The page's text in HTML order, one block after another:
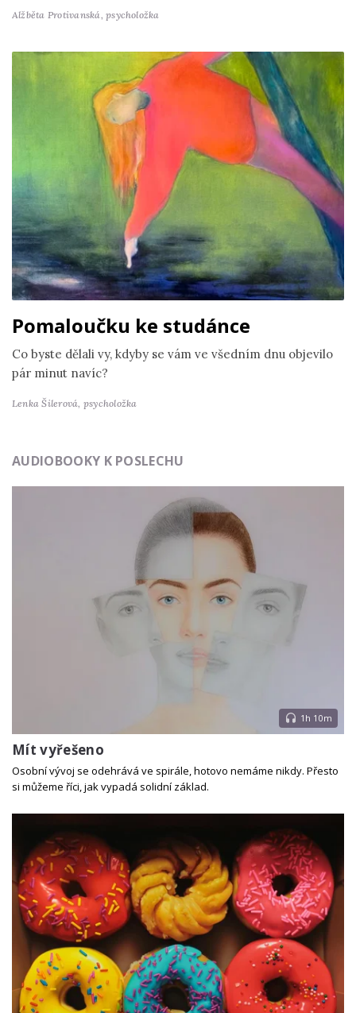
Alžběta Protivanská,psycholožka
Pomaloučku ke studánce
Co byste dělali vy, kdyby se vám ve všedním dnu objevilo
pár minut navíc?
Lenka Šilerová, psycholožka
AUDIOBOOKY K POSLECHU
1h 10m
Mít vyřešeno
Osobní vývoj se odehrává ve spirále, hotovo nemáme nikdy. Přesto
si můžeme říci, jak vypadá solidní základ.